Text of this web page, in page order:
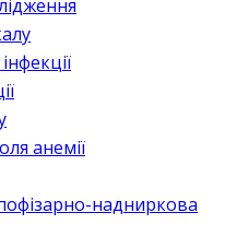
анемії
надниркова